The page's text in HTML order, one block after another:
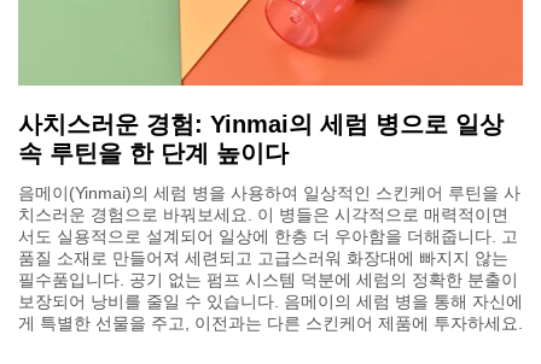
사치스러운 경험: Yinmai의 세럼 병으로 일상
속 루틴을 한 단계 높이다
음메이(Yinmai)의 세럼 병을 사용하여 일상적인 스킨케어 루틴을 사
치스러운 경험으로 바꿔보세요. 이 병들은 시각적으로 매력적이면
서도 실용적으로 설계되어 일상에 한층 더 우아함을 더해줍니다. 고
품질 소재로 만들어져 세련되고 고급스러워 화장대에 빠지지 않는
필수품입니다. 공기 없는 펌프 시스템 덕분에 세럼의 정확한 분출이
보장되어 낭비를 줄일 수 있습니다. 음메이의 세럼 병을 통해 자신에
게 특별한 선물을 주고, 이전과는 다른 스킨케어 제품에 투자하세요.